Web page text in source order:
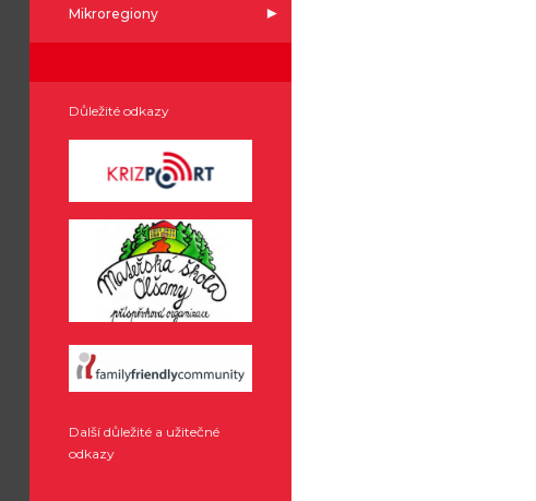
Mikroregiony
Důležité odkazy
Další důležité a užitečné
odkazy